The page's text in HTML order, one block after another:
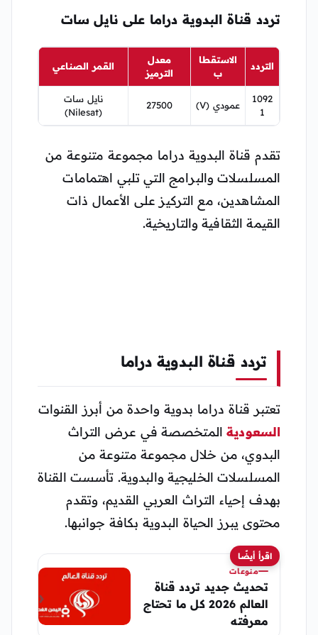
تردد قناة البدوية دراما على نايل سات
التردد
الاستقطا
ب
معدل
الترميز
القمر الصناعي
1092
1
عمودي (V) 27500
نايل سات
(Nilesat)
تقدم قناة البدوية دراما مجموعة متنوعة من
المسلسلات والبرامج التي تلبي اهتمامات
المشاهدين، مع التركيز على الأعمال ذات
القيمة الثقافية والتاريخية.
تردد قناة البدوية دراما
تعتبر قناة دراما بدوية واحدة من أبرز القنوات
السعوديةالمتخصصة في عرض التراث
البدوي، من خلال مجموعة متنوعة من
المسلسلات الخليجية والبدوية. تأسست القناة
بهدف إحياء التراث العربي القديم، وتقدم
محتوى يبرز الحياة البدوية بكافة جوانبها.
اقرأ أيضًا
منوعات
تحديث جديد تردد قناة
العالم 2026 كل ما تحتاج
معرفته